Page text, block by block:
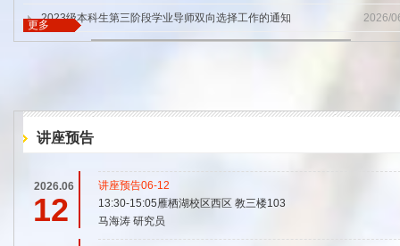
Top 2026/
2023级本科生第三阶段学业导师双向选择工作的通知
Top
更多
讲座预告
2026.06
12
讲座预告06-12
13:30-15:05雁栖湖校区西区 教三楼103
马海涛 研究员